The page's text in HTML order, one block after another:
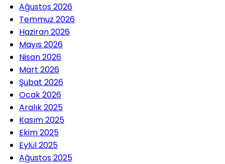
Ağustos 2026
Temmuz 2026
Haziran 2026
Mayıs 2026
Nisan 2026
Mart 2026
Şubat 2026
Ocak 2026
Aralık 2025
Kasım 2025
Ekim 2025
Eylül 2025
Ağustos 2025